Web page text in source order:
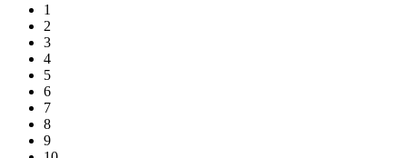
1
2
3
4
5
6
7
8
9